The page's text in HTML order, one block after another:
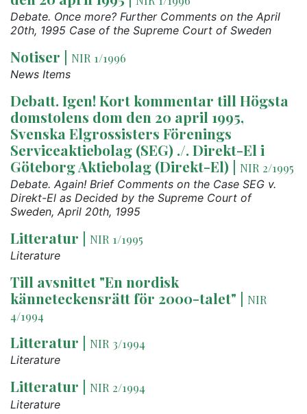
Debate. Once more? Further Comments on the April
20th, 1995 Case of the Supreme Court of Sweden
Notiser | NIR 1/1996
News Items
Debatt. Igen! Kort kommentar till Högsta
domstolens dom den 20 april 1995,
Svenska Elgrossisters Förenings
Serviceaktiebolag (SEG) ./. Direkt-El i
Göteborg Aktiebolag (Direkt-El) | NIR 2/1995
Debate. Again! Brief Comments on the Case SEG v.
Direkt-El as Decided by the Supreme Court of
Sweden, April 20th, 1995
Litteratur | NIR 1/1995
Literature
Till avsnittet "En nordisk
känneteckensrätt för 2000-talet" | NIR
4/1994
Litteratur | NIR 3/1994
Literature
Litteratur | NIR 2/1994
Literature